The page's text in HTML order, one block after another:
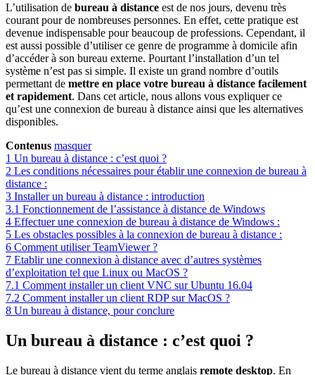
L’utilisation de bureau à distance est de nos jours, devenu très
courant pour de nombreuses personnes. En effet, cette pratique est
devenue indispensable pour beaucoup de professions. Cependant, il
est aussi possible d’utiliser ce genre de programme à domicile afin
d’accéder à son bureau externe. Pourtant l’installation d’un tel
système n’est pas si simple. Il existe un grand nombre d’outils
permettant de mettre en place votre bureau à distance facilement
et rapidement. Dans cet article, nous allons vous expliquer ce
qu’est une connexion de bureau à distance ainsi que les alternatives
disponibles.
Contenus masquer
1 Un bureau à distance : c’est quoi ?
2 Les conditions nécessaires pour établir une connexion de bureau à
distance :
3 Installer un bureau à distance : introduction
3.1 Fonctionnement de l’assistance à distance de Windows
4 Effectuer une connexion de bureau à distance de Windows :
5 Les obstacles possibles à la connexion de bureau à distance :
6 Comment utiliser TeamViewer ?
7 Etablir une connexion à distance avec d’autres systèmes
d’exploitation tel que Linux ou MacOS ?
7.1 Comment installer un client VNC sur Ubuntu 16.04
7.2 Comment installer un client RDP sur MacOS ?
8 Un bureau à distance, pour conclure
Un bureau à distance : c’est quoi ?
Le bureau à distance vient du terme anglais remote desktop. En